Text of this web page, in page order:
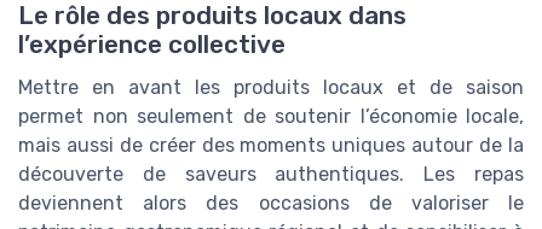
Le rôle des produits locaux dans
l’expérience collective
Mettre en avant les produits locaux et de saison
permet non seulement de soutenir l’économie locale,
mais aussi de créer des moments uniques autour de la
découverte de saveurs authentiques. Les repas
deviennent alors des occasions de valoriser le